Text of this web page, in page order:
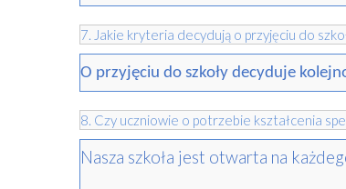
7. Jakie kryteria decydują o przyjęciu do
O przyjęciu do szkoły decyduje
8. Czy uczniowie o potrzebie kształcenia
Nasza szkoła jest otwarta na